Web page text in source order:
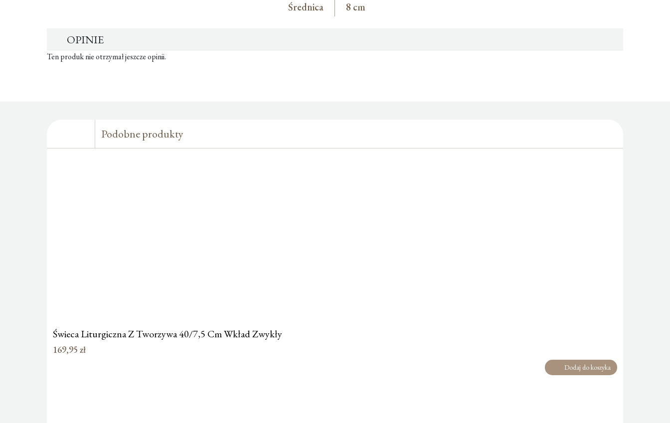
Średnica
8 cm
OPINIE
Ten produk nie otrzymał jeszcze opinii.
Podobne produkty
Świeca Liturgiczna Z Tworzywa 40/7,5 Cm Wkład Zwykły
169,95 zł
Dodaj do koszyka